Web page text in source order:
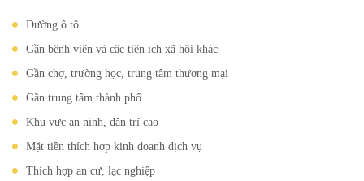
Đường ô tô
Gần bệnh viện và câc tiện ích xã hội khác
Gần chợ, trường học, trung tâm thương mại
Gần trung tâm thành phố
Khu vực an ninh, dân trí cao
Mặt tiền thích hợp kinh doanh dịch vụ
Thich hợp an cư, lạc nghiệp